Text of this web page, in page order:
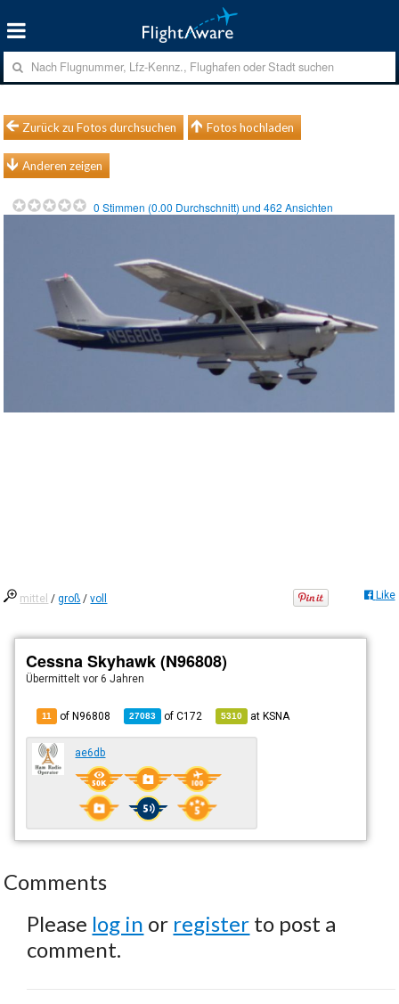
Zurück zu Fotos durchsuchen Fotos hochladen
Anderen zeigen
0 Stimmen (0.00 Durchschnitt) und462 Ansichten
mittel /groß /voll Like
Cessna Skyhawk (N96808)
Übermitteltvor 6 Jahren
11 of N96808 27083 ofC172 5310 atKSNA
ae6db
Comments
Please log in or register to post a
comment.